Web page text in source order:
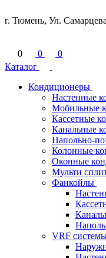
г. Тюмень, Ул.
0 0
0
Каталог
Кондиционеры
Настенные
Мобильные
Кассетные
Канальные
Напольно-
Колонные
Оконные
Мульти
Фанкойлы
VRF